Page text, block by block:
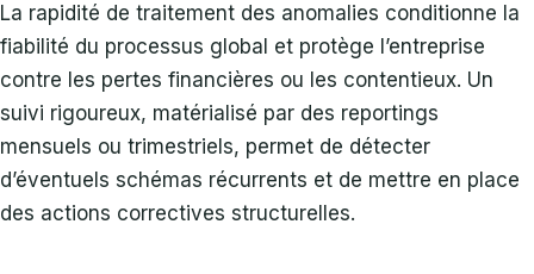
La rapidité de traitement des anomalies conditionne la
fiabilité du processus global et protège l’entreprise
contre les pertes financières ou les contentieux. Un
suivi rigoureux, matérialisé par des reportings
mensuels ou trimestriels, permet de détecter
d’éventuels schémas récurrents et de mettre en place
des actions correctives structurelles.